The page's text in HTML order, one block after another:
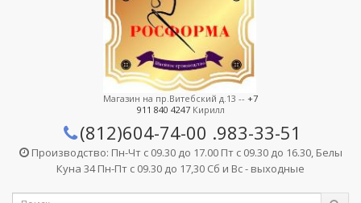
Магазин на пр.Витебский д.13 -- +7
911 840 4247Кирилл
(812)604-74-00 .983-33-51
Производство: Пн-Чт с 09.30 до 17.00 Пт с 09.30 до 16.30, Белы
Куна 34 Пн-Пт с 09.30 до 17,30 Сб и Вс - выходные